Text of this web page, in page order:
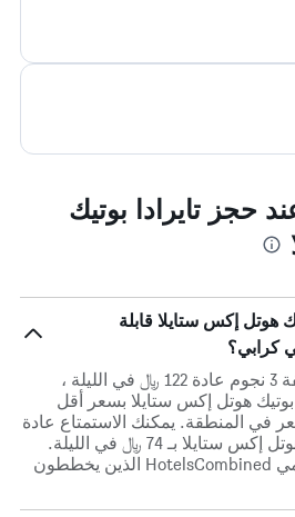
حجز تايرادا بوتيك
هوتل إكس ستايلا قابلة
تكلف فنادق كرابي المصنفة 3 نجوم عادة 122 ﷼ في الليلة ،
بوتيك هوتل إكس ستايلا بسعر أقل
السعر في المنطقة. يمكنك الاستمتاع عادة
بالاقامة في تايرادا بوتيك هوتل إكس ستايلا بـ 74 ﷼ في الليلة.
هذه صفقة رائعة لمستخدمي HotelsCombined الذين يخططون